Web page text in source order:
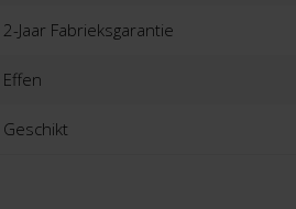
2-Jaar Fabrieksgarantie
Effen
Geschikt